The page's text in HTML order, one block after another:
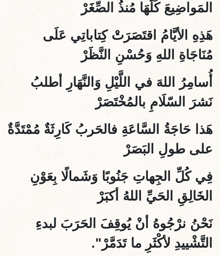
المَواضِيعَ كُلََّهَا مُنذُ الصِّغَرْ
هَذِهِ الأيَّامُ اقتَصَرَتْ كِتاباتِي عَلَى
مُنَاجَاةِ اللهِ وَحُسْنِ النَّظَرْ
أُسامِرُ اللهَ في اللَّيْلِ وَالنَّهَارِ أطلبُ
نَشرَ السّلَامِ بالمُخْتَصَرْ
هَذا حَاجَةُ السَّاعَةِ فالحَربُ كَارِثَةٌ مُمْتَدَّةٌ
على طولِ البَصَرْ
فِي كُلِّ الجِهاتِ جَنُوبًا وَشَمالًا بِعَوْنِ
الخَالِقِ الحَيِّ اللهُ أكبَرْ
نَحْنُ نرْجُوهُ أنْ يُوقِفَ الحَرَبَ لبدءِ
التَّشْييدِ لأكْثَرِ ما تَدَمَّرْ".